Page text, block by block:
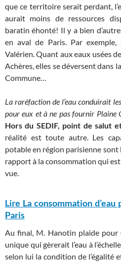
que ce territoire serait perdant,
aurait moins de ressources
baratin éhonté! Il y a bien
en aval de Paris. Par
Valérien. Quant aux eaux usées
Achères, elles se déversent dans
Commune…
La raréfaction de l’eau conduirait
pour eux et à ne pas fournir Plaine
Hors du SEDIF, point de salut
réalité est toute autre. Les
potable en région parisienne
rapport à la consommation qui
vue.
Lire La consommation
Paris
Au final, M. Hanotin plaide pour
unique qui gèrerait l’eau à
selon lui la condition de l’égalité